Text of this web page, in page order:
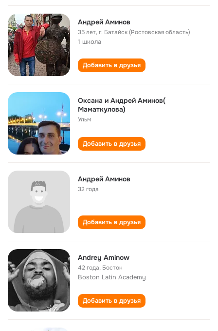
Андрей Аминов
35 лет,г. Батайск (Ростовская область)
1 школа
Добавить в друзья
Оксана и Андрей Аминов(
Маматкулова)
Ульм
Добавить в друзья
Андрей Аминов
32 года
Добавить в друзья
Andrey Aminow
42 года, Бостон
Boston Latin Academy
Добавить в друзья